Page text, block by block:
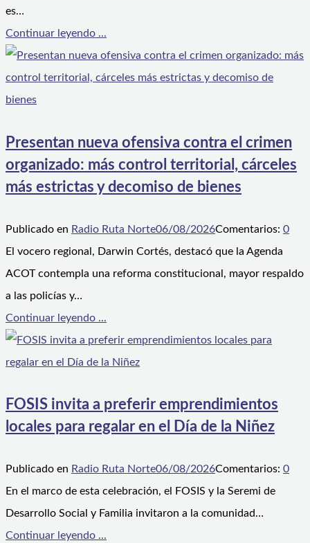
es…
Continuar leyendo ...
Presentan nueva ofensiva contra el crimen
organizado: más control territorial, cárceles
más estrictas y decomiso de bienes
Publicado en Radio Ruta Norte06/08/2026Comentarios: 0
El vocero regional, Darwin Cortés, destacó que la Agenda
ACOT contempla una reforma constitucional, mayor respaldo
a las policías y…
Continuar leyendo ...
FOSIS invita a preferir emprendimientos
locales para regalar en el Día de la Niñez
Publicado en Radio Ruta Norte06/08/2026Comentarios: 0
En el marco de esta celebración, el FOSIS y la Seremi de
Desarrollo Social y Familia invitaron a la comunidad…
Continuar leyendo ...